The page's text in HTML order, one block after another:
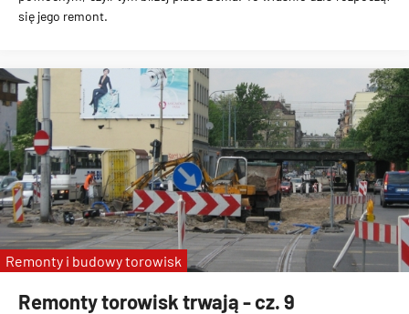
się jego remont.
Remonty torowisk trwają - cz. 9
Remonty i budowy torowisk